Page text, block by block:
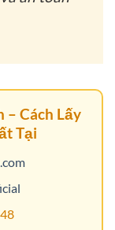
Cách Lấy
Tại